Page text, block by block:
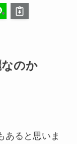
のか
あると思いま